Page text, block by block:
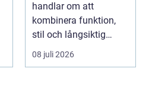
handlar om att
kombinera funktion,
stil och långsiktig
ekonomi i samma p...
08 juli 2026